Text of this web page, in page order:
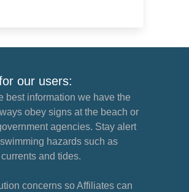
our users:
best information we have the
obey signs at the beach or
agencies. Stay alert
hazards such as
and tides.
concerns so Affiliates can